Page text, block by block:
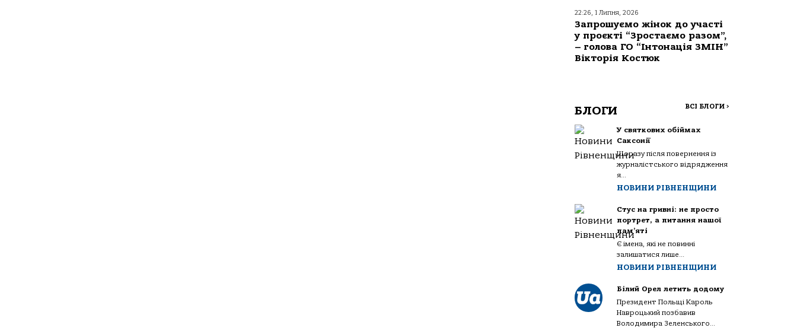
22:26, 1 Липня, 2026
Запрошуємо жінок до участі
у проєкті “Зростаємо разом”,
– голова ГО “Інтонація ЗМІН”
Вікторія Костюк
БЛОГИ ВСІ БЛОГИ >
У святкових обіймах
Саксонії
Щоразу після повернення із
журналістського відрядження
я...
НОВИНИ РІВНЕНЩИНИ
Стус на гривні: не просто
портрет, а питання нашої
пам’яті
Є імена, які не повинні
залишатися лише...
НОВИНИ РІВНЕНЩИНИ
Білий Орел летить додому
Президент Польщі Кароль
Навроцький позбавив
Володимира Зеленського...